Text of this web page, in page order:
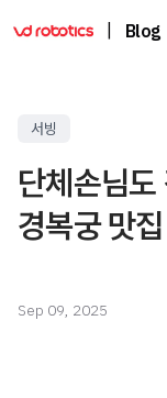
Blog
서빙
단체손님
경복궁 맛
Sep 09, 2025